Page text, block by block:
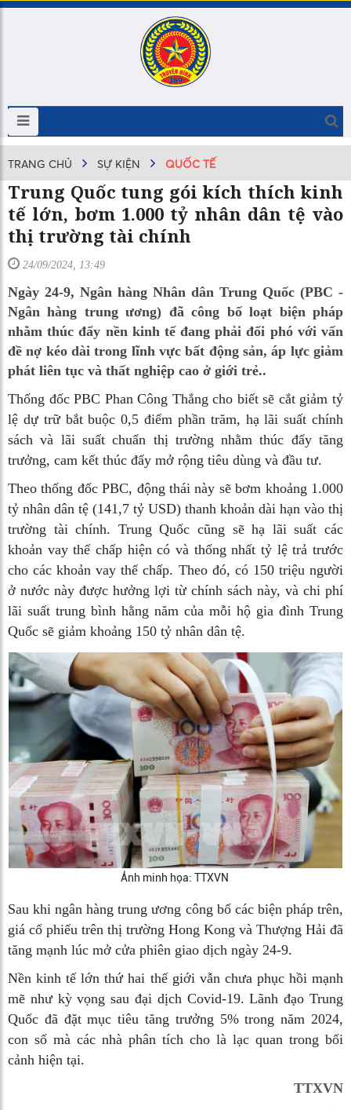
TRANG CHỦ SỰ KIỆN QUỐC TẾ
Trung Quốc tung gói kích thích kinh
tế lớn, bơm 1.000 tỷ nhân dân tệ vào
thị trường tài chính
24/09/2024, 13:49
Ngày 24-9, Ngân hàng Nhân dân Trung Quốc (PBC -
Ngân hàng trung ương) đã công bố loạt biện pháp
nhằm thúc đẩy nền kinh tế đang phải đối phó với vấn
đề nợ kéo dài trong lĩnh vực bất động sản, áp lực giảm
phát liên tục và thất nghiệp cao ở giới trẻ..
Thống đốc PBC Phan Công Thắng cho biết sẽ cắt giảm tỷ
lệ dự trữ bắt buộc 0,5 điểm phần trăm, hạ lãi suất chính
sách và lãi suất chuẩn thị trường nhằm thúc đẩy tăng
trưởng, cam kết thúc đẩy mở rộng tiêu dùng và đầu tư.
Theo thống đốc PBC, động thái này sẽ bơm khoảng 1.000
tỷ nhân dân tệ (141,7 tỷ USD) thanh khoản dài hạn vào thị
trường tài chính. Trung Quốc cũng sẽ hạ lãi suất các
khoản vay thế chấp hiện có và thống nhất tỷ lệ trả trước
cho các khoản vay thế chấp. Theo đó, có 150 triệu người
ở nước này được hưởng lợi từ chính sách này, và chi phí
lãi suất trung bình hằng năm của mỗi hộ gia đình Trung
Quốc sẽ giảm khoảng 150 tỷ nhân dân tệ.
Ảnh minh họa: TTXVN
Sau khi ngân hàng trung ương công bố các biện pháp trên,
giá cổ phiếu trên thị trường Hong Kong và Thượng Hải đã
tăng mạnh lúc mở cửa phiên giao dịch ngày 24-9.
Nền kinh tế lớn thứ hai thế giới vẫn chưa phục hồi mạnh
mẽ như kỳ vọng sau đại dịch Covid-19. Lãnh đạo Trung
Quốc đã đặt mục tiêu tăng trưởng 5% trong năm 2024,
con số mà các nhà phân tích cho là lạc quan trong bối
cảnh hiện tại.
TTXVN